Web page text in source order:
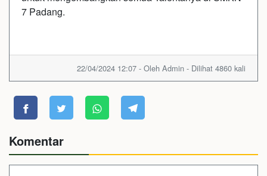
7 Padang.
22/04/2024 12:07 - Oleh Admin - Dilihat 4860 kali
Komentar